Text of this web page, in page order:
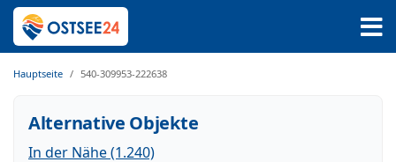
Hauptseite 540-309953-222638
Alternative Objekte
In der Nähe (1.240)